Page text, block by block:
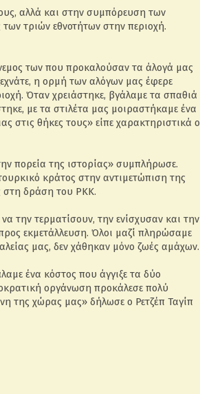
αλλά και στην συμπόρευση των
τριών εθνοτήτων στην περιοχή.
των που προκαλούσαν τα άλογά μας
η ορμή των αλόγων μας έφερε
Όταν χρειάστηκε, βγάλαμε τα σπαθιά
με τα στιλέτα μας μοιραστήκαμε ένα
στις θήκες τους» είπε χαρακτηριστικά ο
πορεία της ιστορίας» συμπλήρωσε.
κράτος στην αντιμετώπιση της
στη δράση του ΡΚΚ.
την τερματίσουν, την ενίσχυσαν και την
εκμετάλλευση. Όλοι μαζί πληρώσαμε
μας, δεν χάθηκαν μόνο ζωές αμάχων.
ένα κόστος που άγγιξε τα δύο
οργάνωση προκάλεσε πολύ
της χώρας μας» δήλωσε ο Ρετζέπ Ταγίπ